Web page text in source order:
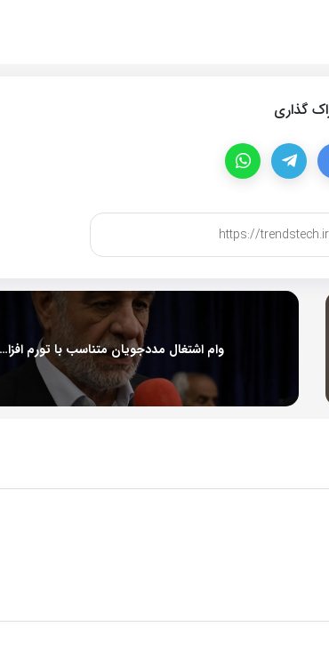
گذاری
وام اشتغال مددجویان متناسب با تورم افزایش پیدا کند